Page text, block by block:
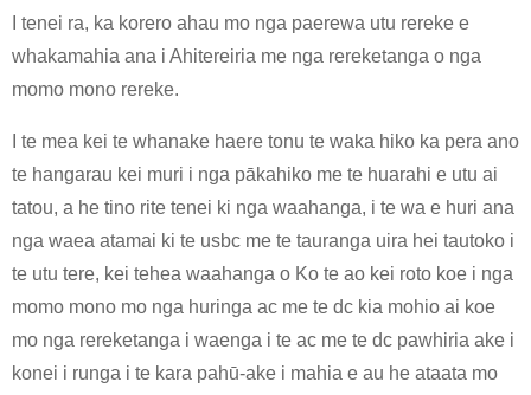
I tenei ra, ka korero ahau mo nga paerewa utu rereke e
whakamahia ana i Ahitereiria me nga rereketanga o nga
momo mono rereke.
I te mea kei te whanake haere tonu te waka hiko ka pera ano
te hangarau kei muri i nga pākahiko me te huarahi e utu ai
tatou, a he tino rite tenei ki nga waahanga, i te wa e huri ana
nga waea atamai ki te usbc me te tauranga uira hei tautoko i
te utu tere, kei tehea waahanga o Ko te ao kei roto koe i nga
momo mono mo nga huringa ac me te dc kia mohio ai koe
mo nga rereketanga i waenga i te ac me te dc pawhiria ake i
konei i runga i te kara pahū-ake i mahia e au he ataata mo